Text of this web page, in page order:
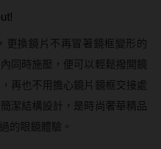
更換鏡片不再冒著鏡框變形的
同時施壓，便可以輕鬆撥開鏡
再也不用擔心鏡片鏡框交接處
潔結構設計，是時尚奢華精品
的眼鏡體驗。